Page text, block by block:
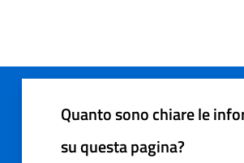
Quanto sono chiare le
su questa pagina?